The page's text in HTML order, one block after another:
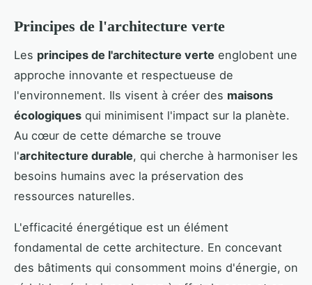
Principes de l'architecture verte
Les principes de l'architecture verte englobent une
approche innovante et respectueuse de
l'environnement. Ils visent à créer des maisons
écologiques qui minimisent l'impact sur la planète.
Au cœur de cette démarche se trouve
l'architecture durable, qui cherche à harmoniser les
besoins humains avec la préservation des
ressources naturelles.
L'efficacité énergétique est un élément
fondamental de cette architecture. En concevant
des bâtiments qui consomment moins d'énergie, on